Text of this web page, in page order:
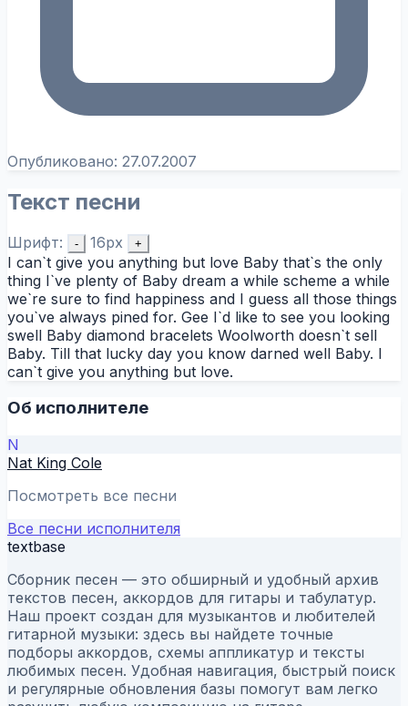
Опубликовано: 27.07.2007
Текст песни
Шрифт: - 16px +
I can`t give you anything but love Baby that`s the only
thing I`ve plenty of Baby dream a while scheme a while
we`re sure to find happiness and I guess all those things
you`ve always pined for. Gee I`d like to see you looking
swell Baby diamond bracelets Woolworth doesn`t sell
Baby. Till that lucky day you know darned well Baby. I
can`t give you anything but love.
Об исполнителе
N
Nat King Cole
Посмотреть все песни
Все песни исполнителя
textbase
Сборник песен — это обширный и удобный архив
текстов песен, аккордов для гитары и табулатур.
Наш проект создан для музыкантов и любителей
гитарной музыки: здесь вы найдете точные
подборы аккордов, схемы аппликатур и тексты
любимых песен. Удобная навигация, быстрый поиск
и регулярные обновления базы помогут вам легко